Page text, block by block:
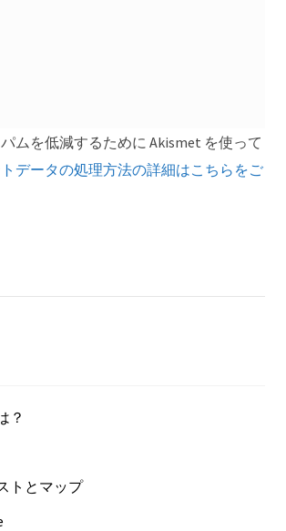
ムを低減するために Akismet を使って
データの処理方法の詳細はこちらをご
？
トとマップ